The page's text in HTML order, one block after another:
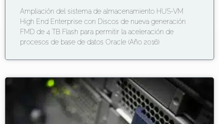
Ampliación del sistema de almacenamiento HUS-VM
High End Enterprise con Discos de nueva generación
FMD de 4 TB Flash para permitir la aceleración de
procesos de base de datos Oracle (Año 2016)